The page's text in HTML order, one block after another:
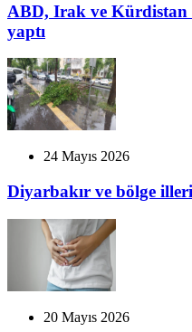
ABD, Irak ve Kürdistan
yaptı
24 Mayıs 2026
Diyarbakır ve bölge
20 Mayıs 2026